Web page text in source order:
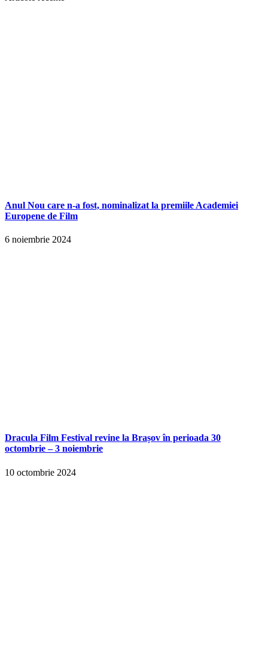
Anul Nou care n-a fost, nominalizat la premiile Academiei
Europene de Film
6 noiembrie 2024
Dracula Film Festival revine la Brașov în perioada 30
octombrie – 3 noiembrie
10 octombrie 2024